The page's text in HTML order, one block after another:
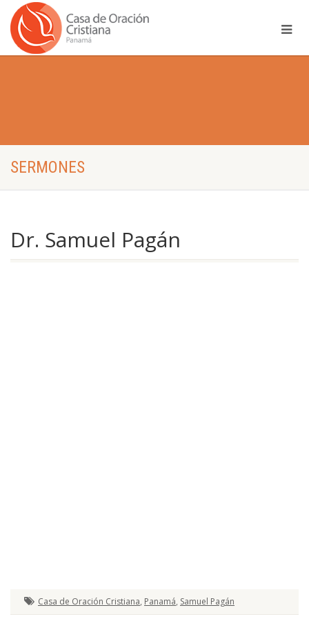
SERMONES
Dr. Samuel Pagán
Casa de Oración Cristiana, Panamá, Samuel Pagán